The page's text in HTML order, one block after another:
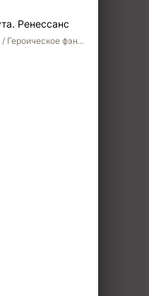
Ренессанс
Любовное фэнтези / Героическое фэнтези